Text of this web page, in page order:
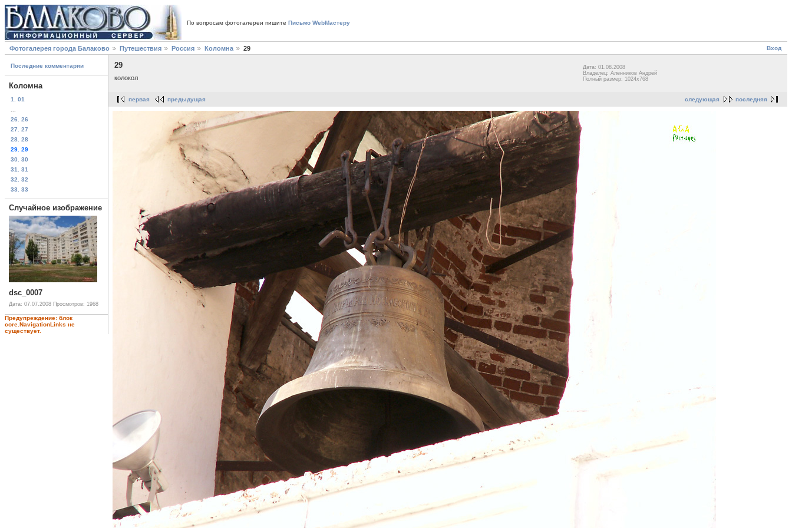
По вопросам фотогалереи пишите Письмо WebМастеру
Вход
Фотогалерея города Балаково Путешествия Россия Коломна 29
Последние комментарии
Коломна
1. 01
26. 26
27. 27
28. 28
29. 29
30. 30
31. 31
32. 32
33. 33
Случайное изображение
dsc_0007
Дата: 07.07.2008 Просмотров: 1968
Предупреждение: блок
core.NavigationLinks не
существует.
29
колокол
Дата: 01.08.2008
Владелец: Аленников Андрей
Полный размер: 1024x768
следующая последняя
первая предыдущая